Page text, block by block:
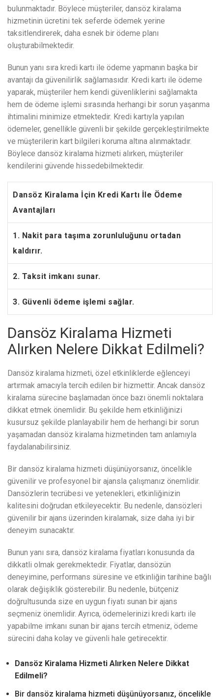
bulunmaktadır. Böylece müşteriler, dansöz kiralama
hizmetinin ücretini tek seferde ödemek yerine
taksitlendirerek, daha esnek bir ödeme planı
oluşturabilmektedir.
Bunun yanı sıra kredi kartı ile ödeme yapmanın başka bir
avantajı da güvenilirlik sağlamasıdır. Kredi kartı ile ödeme
yaparak, müşteriler hem kendi güvenliklerini sağlamakta
hem de ödeme işlemi sırasında herhangi bir sorun yaşanma
ihtimalini minimize etmektedir. Kredi kartıyla yapılan
ödemeler, genellikle güvenli bir şekilde gerçekleştirilmekte
ve müşterilerin kart bilgileri koruma altına alınmaktadır.
Böylece dansöz kiralama hizmeti alırken, müşteriler
kendilerini güvende hissedebilmektedir.
Dansöz Kiralama İçin Kredi Kartı İle Ödeme
Avantajları
1. Nakit para taşıma zorunluluğunu ortadan
kaldırır.
2. Taksit imkanı sunar.
3. Güvenli ödeme işlemi sağlar.
Dansöz Kiralama Hizmeti
Alırken Nelere Dikkat Edilmeli?
Dansöz kiralama hizmeti, özel etkinliklerde eğlenceyi
artırmak amacıyla tercih edilen bir hizmettir. Ancak dansöz
kiralama sürecine başlamadan önce bazı önemli noktalara
dikkat etmek önemlidir. Bu şekilde hem etkinliğinizi
kusursuz şekilde planlayabilir hem de herhangi bir sorun
yaşamadan dansöz kiralama hizmetinden tam anlamıyla
faydalanabilirsiniz.
Bir dansöz kiralama hizmeti düşünüyorsanız, öncelikle
güvenilir ve profesyonel bir ajansla çalışmanız önemlidir.
Dansözlerin tecrübesi ve yetenekleri, etkinliğinizin
kalitesini doğrudan etkileyecektir. Bu nedenle, dansözleri
güvenilir bir ajans üzerinden kiralamak, size daha iyi bir
deneyim sunacaktır.
Bunun yanı sıra, dansöz kiralama fiyatları konusunda da
dikkatli olmak gerekmektedir. Fiyatlar, dansözün
deneyimine, performans süresine ve etkinliğin tarihine bağlı
olarak değişiklik gösterebilir. Bu nedenle, bütçeniz
doğrultusunda size en uygun fiyatı sunan bir ajans
seçmeniz önemlidir. Ayrıca, ödemelerinizi kredi kartı ile
yapabilme imkanı sunan bir ajans tercih etmeniz, ödeme
sürecini daha kolay ve güvenli hale getirecektir.
Dansöz Kiralama Hizmeti Alırken Nelere Dikkat
Edilmeli?
Bir dansöz kiralama hizmeti düşünüyorsanız, öncelikle